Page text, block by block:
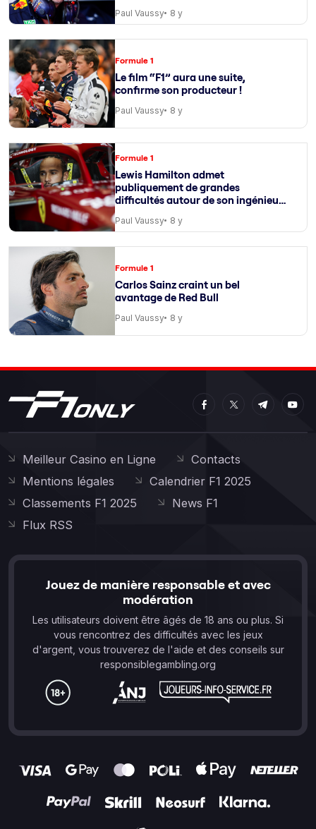
Paul Vaussy 8 y
Formule 1
Le film “F1” aura une suite,
confirme son producteur !
Paul Vaussy 8 y
Formule 1
Lewis Hamilton admet
publiquement de grandes
difficultés autour de son ingénieur
Paul Vaussy 8 y
Formule 1
Carlos Sainz craint un bel
avantage de Red Bull
Paul Vaussy 8 y
Meilleur Casino en Ligne
Contacts
Mentions légales
Calendrier F1 2025
Classements F1 2025
News F1
Flux RSS
Jouez de manière responsable et avec
modération
Les utilisateurs doivent être âgés de 18 ans ou plus. Si
vous rencontrez des difficultés avec les jeux
d'argent, vous trouverez de l'aide et des conseils sur
responsiblegambling.org